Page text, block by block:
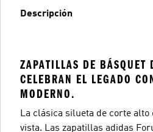
Descripción
ZAPATILLAS DE BÁSQUET
CELEBRAN EL LEGADO
MODERNO.
La clásica silueta de corte alto
vista. Las zapatillas adidas